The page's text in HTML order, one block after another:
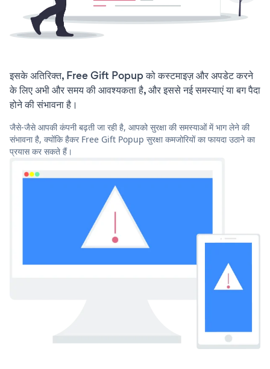
इसके अतिरिक्त, Free Gift Popup को कस्टमाइज़ और अपडेट करने
के लिए अभी और समय की आवश्यकता है, और इससे नई समस्याएं या बग पैदा
होने की संभावना है।
जैसे-जैसे आपकी कंपनी बढ़ती जा रही है, आपको सुरक्षा की समस्याओं में भाग लेने की
संभावना है, क्योंकि हैकर Free Gift Popup सुरक्षा कमजोरियों का फायदा उठाने का
प्रयास कर सकते हैं।